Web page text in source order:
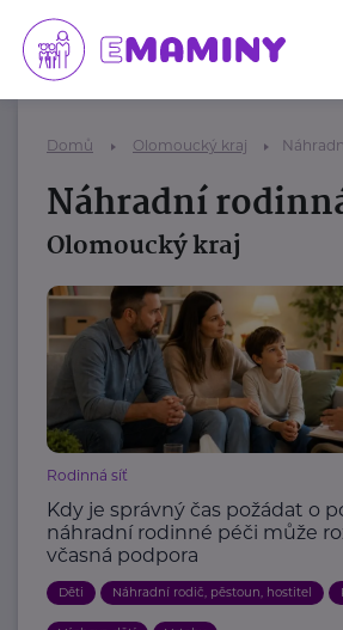
Domů Olomoucký kraj
Náhradní
Olomoucký kraj
Rodinná síť
Kdy je správný čas požádat o
náhradní rodinné péči může
včasná podpora
Děti Náhradní rodič, pěstoun, hostitel